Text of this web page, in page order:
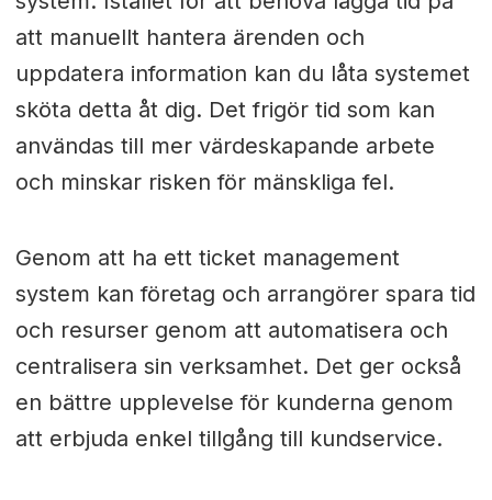
att manuellt hantera ärenden och
uppdatera information kan du låta systemet
sköta detta åt dig. Det frigör tid som kan
användas till mer värdeskapande arbete
och minskar risken för mänskliga fel.
Genom att ha ett ticket management
system kan företag och arrangörer spara tid
och resurser genom att automatisera och
centralisera sin verksamhet. Det ger också
en bättre upplevelse för kunderna genom
att erbjuda enkel tillgång till kundservice.